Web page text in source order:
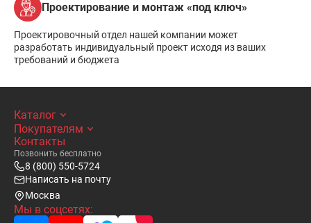
Проектирование и монтаж «под ключ»
Проектировочный отдел нашей компании может
разработать индивидуальный проект исходя из ваших
требований и бюджета
Каталог
Покупателям
Контакты
Позвонить бесплатно
8 (800) 550-5724
Написать на почту
Москва
Мы в соцсетях: